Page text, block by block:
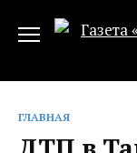
ГЛАВНАЯ